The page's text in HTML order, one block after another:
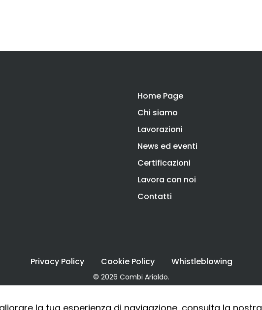
Home Page
Chi siamo
Lavorazioni
News ed eventi
Certificazioni
Lavora con noi
Contatti
Privacy Policy Cookie Policy Whistleblowing
© 2026 Combi Arialdo.